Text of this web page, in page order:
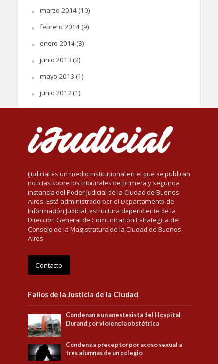
marzo 2014(10)
febrero 2014(9)
enero 2014(3)
junio 2013 (2)
mayo 2013 (1)
junio 2012(1)
iJudicial es un medio institucional en el que se publican
noticias sobre los tribunales de primera y segunda
instancia del Poder Judicial de la Ciudad de Buenos
Aires. Está administrado por el Departamento de
Información Judicial, estructura dependiente de la
Dirección General de Comunicación Estratégica del
Consejo de la Magistratura de la Ciudad de Buenos
Aires
Contacto
Fallos de la Justicia de la Ciudad
Condenan a un anestesista del Hospital
Durand por violencia obstétrica
Condena a preceptor por acoso sexual a
tres alumnas de un colegio